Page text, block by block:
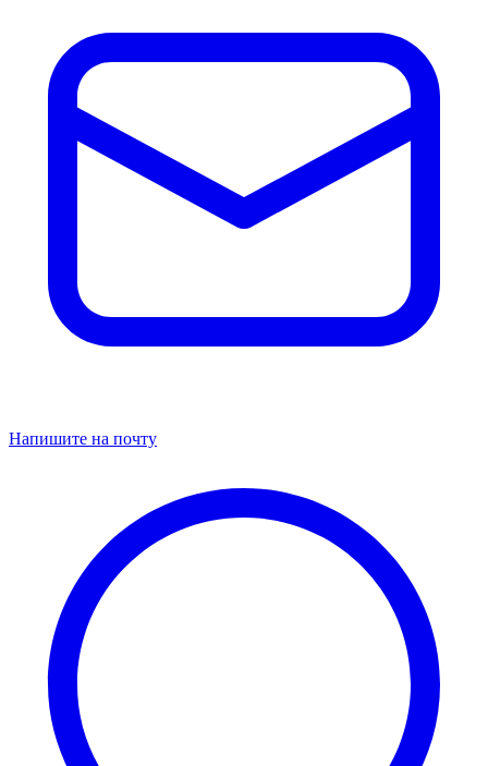
Напишите на почту